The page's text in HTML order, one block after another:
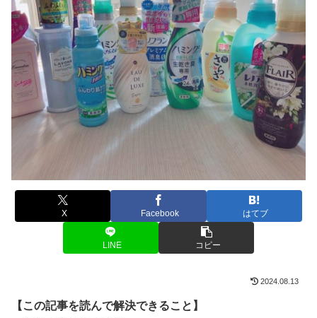
X Facebook はてブ
LINE コピー
2024.08.13
【この記事を読んで解決できること】